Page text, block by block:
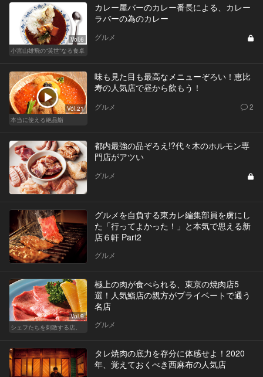
Vol.6
小宮山雄飛の“英世”なる食卓
カレー屋バーのカレー番長による、カレー
ラバーの為のカレー
グルメ
Vol.21
本当に使える絶品鮨
味も見た目も最高なメニューぞろい！恵比
寿の人気店で昼から飲もう！
グルメ 2
都内最強の品ぞろえ!?代々木のホルモン専
門店がアツい
グルメ
グルメを自負する東カレ編集部員を虜にし
た「行ってよかった！」と本気で思える新
店６軒 Part2
グルメ
Vol.9
シェフたちを刺激する店。
極上の肉が食べられる、東京の焼肉店5
選！人気鮨店の親方がプライベートで通う
名店
グルメ
タレ焼肉の底力を存分に体感せよ！2020
年、覚えておくべき西麻布の人気店